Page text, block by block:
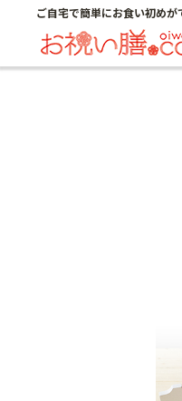
ご自宅で簡単にお食い初めが